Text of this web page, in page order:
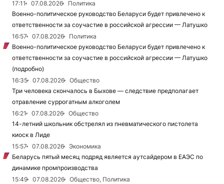
17:11
07.08.2026
Политика
Военно-политическое руководство Беларуси будет привлечено к
ответственности за соучастие в российской агрессии — Латушко
16:57
07.08.2026
Политика
Военно-политическое руководство Беларуси будет привлечено к
ответственности за соучастие в российской агрессии — Латушко
(подробно)
16:35
07.08.2026
Общество
Три человека скончалось в Быхове — следствие предполагает
отравление суррогатным алкоголем
16:21
07.08.2026
Общество
14-летний школьник обстрелял из пневматического пистолета
киоск в Лиде
15:57
07.08.2026
Экономика
Беларусь пятый месяц подряд является аутсайдером в ЕАЭС по
динамике промпроизводства
15:49
07.08.2026
Общество, Политика